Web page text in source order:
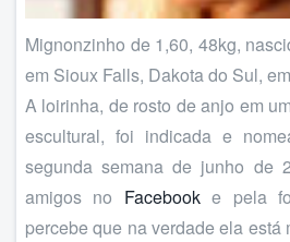
Mignonzinho de 1,60, 48kg,
em Sioux Falls, Dakota do Sul,
A loirinha, de rosto de anjo em
escultural, foi indicada e
segunda semana de junho de
amigos no Facebooke pela
percebe que na verdade ela está